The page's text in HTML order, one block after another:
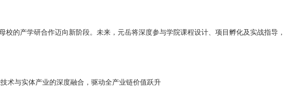
校的产学研合作迈向新阶段。未来，元岳将深度参与学院课程设计、项目孵化及实战指导
术与实体产业的深度融合，驱动全产业链价值跃升